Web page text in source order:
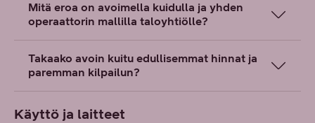
Mitä eroa on avoimella kuidulla ja yhden
operaattorin mallilla taloyhtiölle?
Takaako avoin kuitu edullisemmat hinnat ja
paremman kilpailun?
Käyttö ja laitteet